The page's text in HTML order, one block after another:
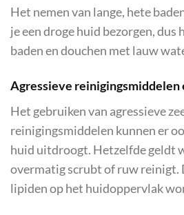
Het nemen van lange, hete
je een droge huid bezorgen, dus
baden en douchen met lauw
Agressieve reinigingsmiddelen
Het gebruiken van agressieve
reinigingsmiddelen kunnen er
huid uitdroogt. Hetzelfde geldt
overmatig scrubt of ruw reinigt.
lipiden op het huidoppervlak